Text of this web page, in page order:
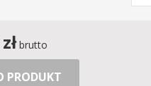
złbrutto
PRODUKT